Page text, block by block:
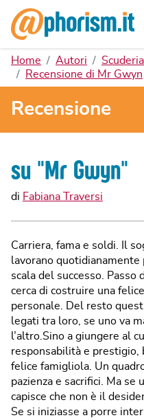
Home Autori Scuderia
Recensione di Mr Gwyn
Recensione
su "Mr Gwyn"
di Fabiana Traversi
Carriera, fama e soldi. Il
lavorano
scala del successo. Passo
cerca di costruire una
personale. Del resto
legati tra loro, se uno va
l’altro.Sino a giungere al
responsabilità e prestigio,
felice famigliola. Un
pazienza e sacrifici. Ma se
capisce che non è il
Se si iniziasse a porre